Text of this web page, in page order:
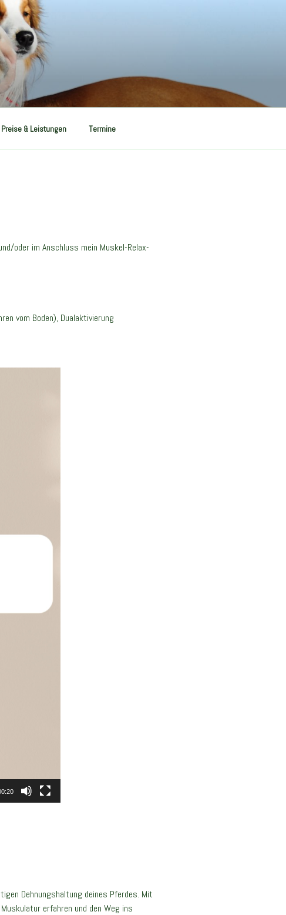
Preise & Leistungen Termine
oder im Anschluss mein Muskel-Relax-
vom Boden), Dualaktivierung
Dehnungshaltung deines Pferdes. Mit
erfahren und den Weg ins